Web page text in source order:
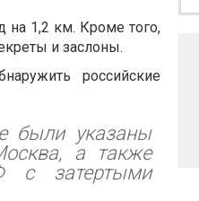
на 1,2 км. Кроме того,
и заслоны.
российские
были указаны
а также
с затертыми